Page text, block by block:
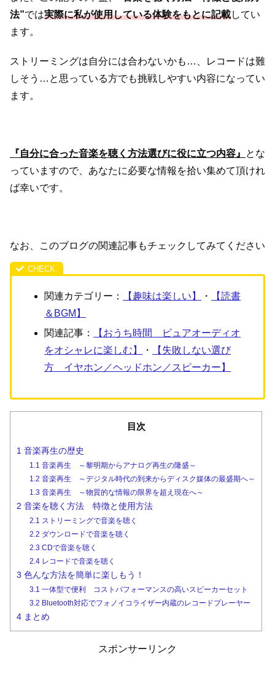
法”では実際に私が使用している体験をもとに記載してい
ます。
ストリーミングは自分には合わないかも…、レコードは難
しそう…と思っている方でも挑戦しやすい内容になってい
ます。
『自分に合った音楽を聴く方法選びに役に立つ内容』
とな
っていますので、あなたに必要な情報を拾い集めて頂けれ
ば幸いです。
なお、このブログの関連記事もチェックしてみてください
関連カテゴリー： 【趣味は楽しい】 ・
【読書
＆BGM】
関連記事：
【おうち時間 ピュアオーディオ
をオシャレに楽しむ】
・
【失敗しない選び
方 イヤホン／ヘッドホン／スピーカー】
目次
1 音楽再生の歴史
1.1 音楽再生 ～黎明期からアナログ再生の隆盛～
1.2 音楽再生 ～デジタル時代の到来からディスク媒体の最盛期へ～
1.3 音楽再生 ～物質的な情報の限界を超え現在へ～
2 音楽を聴く方法 特徴と使用方法
2.1 ストリーミングで音楽を聴く
2.2 ダウンロードで音楽を聴く
2.3 CDで音楽を聴く
2.4レコードで音楽を聴く
3 色んな方法を簡単に楽しもう！
3.1 一体型で便利 コストパフォーマンスの高いスピーカーセット
3.2 Bluetooth対応でフォノイコライザー内蔵のレコードプレーヤー
4 まとめ
スポンサーリンク